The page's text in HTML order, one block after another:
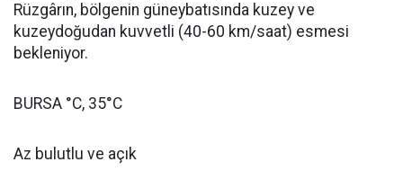
Rüzgârın, bölgenin güneybatısında kuzey ve
kuzeydoğudan kuvvetli (40-60 km/saat) esmesi
bekleniyor.
BURSA °C, 35°C
Az bulutlu ve açık